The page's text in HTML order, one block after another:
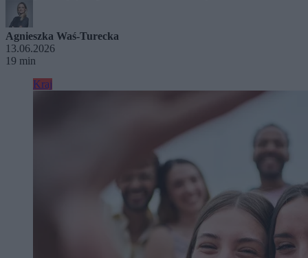
Agnieszka Waś-Turecka
13.06.2026
19 min
Kraj